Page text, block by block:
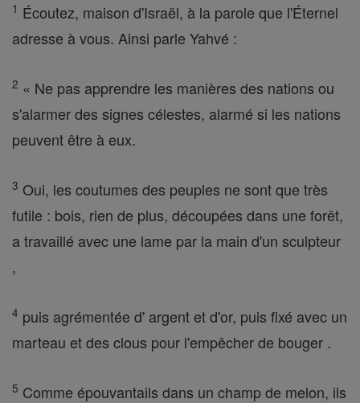
1 Écoutez, maison d'Israël, à la parole que l'Éternel
adresse à vous. Ainsi parle Yahvé :
2 « Ne pas apprendre les manières des nations ou
s'alarmer des signes célestes, alarmé si les nations
peuvent être à eux.
3 Oui, les coutumes des peuples ne sont que très
futile : bois, rien de plus, découpées dans une forêt,
a travaillé avec une lame par la main d'un sculpteur
,
4 puis agrémentée d' argent et d'or, puis fixé avec un
marteau et des clous pour l'empêcher de bouger .
5 Comme épouvantails dans un champ de melon, ils